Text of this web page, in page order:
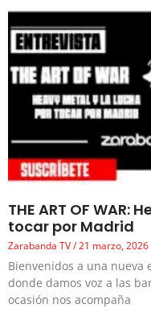
THE ART OF
tocar por Madrid
Zarabanda TV 21 marzo, 2026
Bienvenidos a una nueva
donde damos voz a las
ocasión nos acompaña